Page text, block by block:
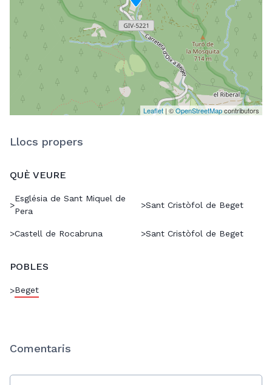
Leaflet | ©OpenStreetMapcontributors
Llocs propers
QUÈ VEURE
>
Església de Sant Miquel de
Pera
>Sant Cristòfol de Beget
>Castell de Rocabruna >Sant Cristòfol de Beget
POBLES
>Beget
Comentaris